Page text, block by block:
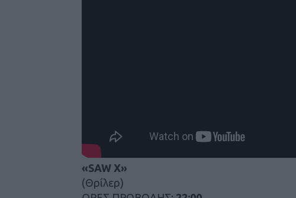
«SAW X»
(Θρίλερ)